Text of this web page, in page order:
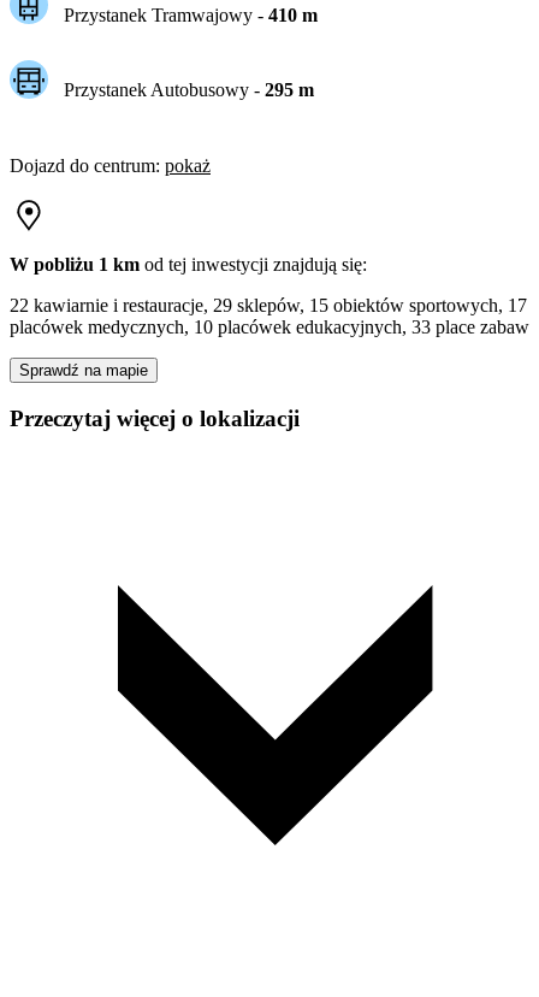
Przystanek Tramwajowy - 410m
Przystanek Autobusowy - 295m
Dojazd do centrum: pokaż
W pobliżu 1 km od tej inwestycji znajdują się:
22 kawiarnie i restauracje, 29 sklepów, 15 obiektów sportowych, 17
placówek medycznych, 10 placówek edukacyjnych, 33 place zabaw
Sprawdź na mapie
Przeczytaj więcej o lokalizacji